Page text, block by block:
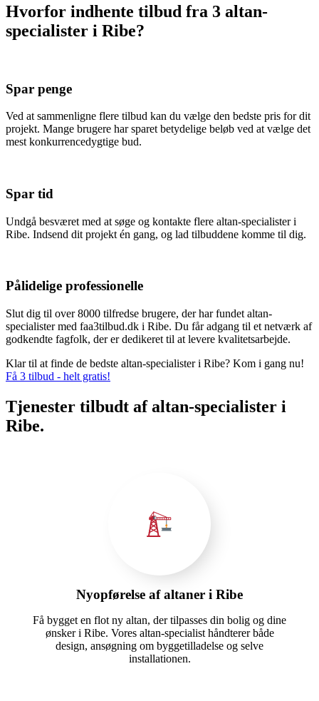
Hvorfor indhente tilbud fra 3 altan-
specialister i Ribe?
Spar penge
Ved at sammenligne flere tilbud kan du vælge den bedste pris for dit
projekt. Mange brugere har sparet betydelige beløb ved at vælge det
mest konkurrencedygtige bud.
Spar tid
Undgå besværet med at søge og kontakte flere altan-specialister i
Ribe. Indsend dit projekt én gang, og lad tilbuddene komme til dig.
Pålidelige professionelle
Slut dig til over 8000 tilfredse brugere, der har fundet altan-
specialister med faa3tilbud.dk i Ribe. Du får adgang til et netværk af
godkendte fagfolk, der er dedikeret til at levere kvalitetsarbejde.
Klar til at finde de bedste altan-specialister i Ribe? Kom i gang nu!
Få 3 tilbud - helt gratis!
Tjenester tilbudt af altan-specialister i
Ribe.
Nyopførelse af altaner i Ribe
Få bygget en flot ny altan, der tilpasses din bolig og dine
ønsker i Ribe. Vores altan-specialist håndterer både
design, ansøgning om byggetilladelse og selve
installationen.